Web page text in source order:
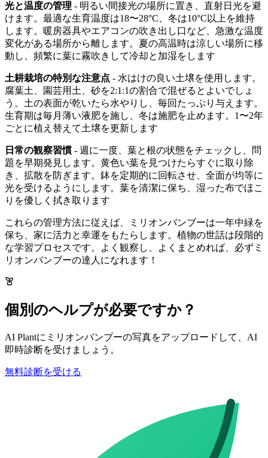
光と温度の管理 - 明るい間接光の場所に置き、直射日光を避
けます。最適な生育温度は18〜28°C、冬は10°C以上を維持
します。暖房器具やエアコンの吹き出し口など、急激な温度
変化がある場所から離します。夏の高温時は涼しい場所に移
動し、頻繁に葉に霧吹きして冷却と加湿をします
土耕栽培の特別な注意点 - 水はけの良い土壌を使用します。
腐葉土、園芸用土、砂を2:1:1の割合で混ぜるとよいでしょ
う。土の表面が乾いたら水やりし、毎回たっぷり与えます。
生育期は毎月薄い液肥を施し、冬は施肥を止めます。1〜2年
ごとに植え替えて土壌を更新します
日常の観察習慣- 週に一度、葉と根の状態をチェックし、問
題を早期発見します。黄色い葉を見つけたらすぐに取り除
き、拡散を防ぎます。鉢を定期的に回転させ、全面が均等に
光を受けるようにします。葉を清潔に保ち、湿った布でほこ
りを優しく拭き取ります
これらの管理方法に従えば、ミリオンバンブーは一年中緑を
保ち、家に活力と幸運をもたらします。植物の世話は段階的
な学習プロセスです。よく観察し、よくまとめれば、必ずミ
リオンバンブーの達人になれます！
個別のヘルプが必要ですか？
AI Plantにミリオンバンブーの写真をアップロードして、AI
即時診断を受けましょう。
無料診断を受ける